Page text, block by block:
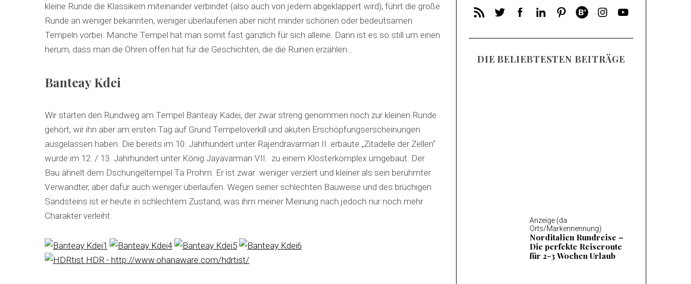
kleine Runde die Klassikern miteinander verbindet (also auch von jedem abgeklappert wird), führt die große
Runde an weniger bekannten, weniger überlaufenen aber nicht minder schönen oder bedeutsamen
Tempeln vorbei. Manche Tempel hat man somit fast gänzlich für sich alleine. Dann ist es so still um einen
herum, dass man die Ohren offen hat für die Geschichten, die die Ruinen erzählen…
Banteay Kdei
Wir starten den Rundweg am Tempel Banteay Kadei, der zwar streng genommen noch zur kleinen Runde
gehört, wir ihn aber am ersten Tag auf Grund Tempeloverkill und akuten Erschöpfungserscheinungen
ausgelassen haben. Die bereits im 10. Jahrhundert unter Rajendravarman II. erbaute „Zitadelle der Zellen“
wurde im 12. / 13. Jahrhundert unter König Jayavarman VII. zu einem Klosterkomplex umgebaut. Der
Bau ähnelt dem Dschungeltempel Ta Prohm. Er ist zwar weniger verziert und kleiner als sein berühmter
Verwandter, aber dafür auch weniger überlaufen. Wegen seiner schlechten Bauweise und des brüchigen
Sandsteins ist er heute in schlechtem Zustand, was ihm meiner Meinung nach jedoch nur noch mehr
Charakter verleiht.
DIE BELIEBTESTEN BEITRÄGE
Anzeige (da
Orts/Markennennung)
Norditalien Rundreise –
Die perfekte Reiseroute
für 2-3 Wochen Urlaub